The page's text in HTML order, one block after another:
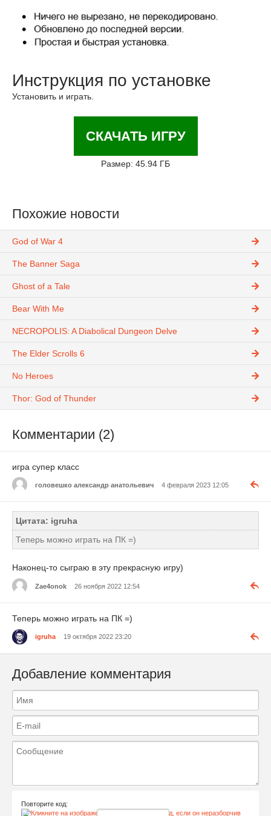
Инструкция по установке
Установить и играть.
СКАЧАТЬ ИГРУ
Размер: 45.94 ГБ
Похожие новости
God of War 4
The Banner Saga
Ghost of a Tale
Bear With Me
NECROPOLIS: A Diabolical Dungeon Delve
The Elder Scrolls 6
No Heroes
Thor: God of Thunder
Комментарии (2)
игра супер класс
головешко александр анатольевич 4 февраля 2023 12:05
Цитата: igruha
Теперь можно играть на ПК =)
Наконец-то сыграю в эту прекрасную игру)
Zae4onok 26 ноября 2022 12:54
Теперь можно играть на ПК =)
igruha 19 октября 2022 23:20
Добавление комментария
Повторите код: